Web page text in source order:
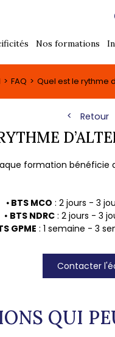
Nos formations
FAQ Quel est le rythme
Retour
formation bénéficie
⦁ BTS MCO : 2 jours - 3
⦁ BTS NDRC: 2 jours - 3
GPME : 1 semaine - 3
Contacter
QUI